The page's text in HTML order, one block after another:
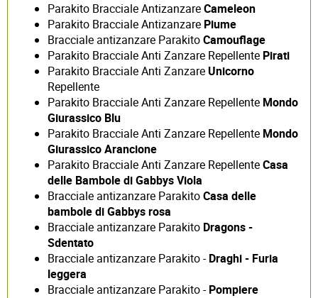
Parakito Bracciale AntizanzareCameleon
Parakito Bracciale Antizanzare Piume
Bracciale antizanzare ParakitoCamouflage
Parakito Bracciale Anti Zanzare Repellente Pirati
Parakito Bracciale Anti ZanzareUnicorno
Repellente
Parakito Bracciale Anti Zanzare Repellente Mondo
Giurassico Blu
Parakito Bracciale Anti Zanzare Repellente Mondo
Giurassico Arancione
Parakito Bracciale Anti Zanzare RepellenteCasa
delle Bambole di Gabbys Viola
Bracciale antizanzare ParakitoCasa delle
bambole di Gabbys rosa
Bracciale antizanzare Parakito Dragons -
Sdentato
Bracciale antizanzare Parakito -Draghi - Furia
leggera
Bracciale antizanzare Parakito -Pompiere